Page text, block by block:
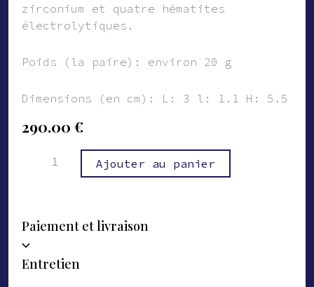
zirconium et quatre hématites
électrolytiques.
Poids (la paire): environ 20 g
Dimensions (en cm): L: 3 l: 1.1 H: 5.5
290.00 €
quantité
Thelma
Ajouter au panier
Paiement et livraison
Entretien